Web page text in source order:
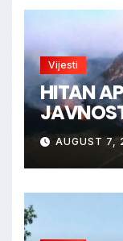
Vijesti
HITAN
loženja
Blidinje!
AUGUST 7,